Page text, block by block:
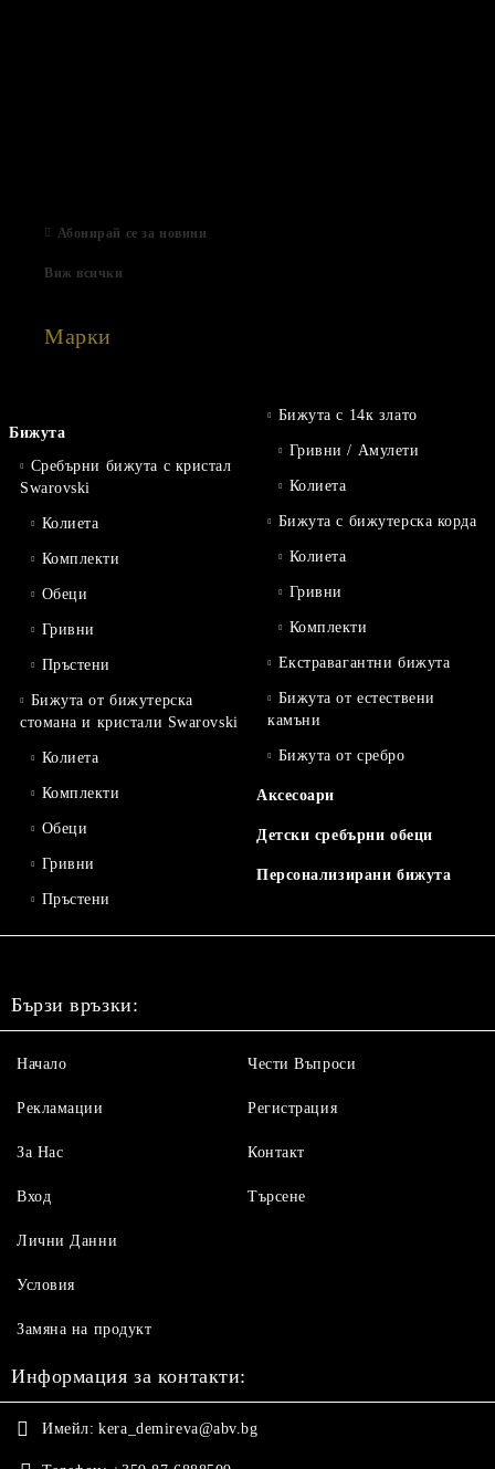
Абонирай се за новини
Виж всички
Марки
Бижута
Сребърни бижута с кристал
Swarovski
Колиета
Комплекти
Обеци
Гривни
Пръстени
Бижута от бижутерска
стомана и кристали Swarovski
Колиета
Комплекти
Обеци
Гривни
Пръстени
Бижута с 14к злато
Гривни / Амулети
Колиета
Бижута с бижутерска корда
Колиета
Гривни
Комплекти
Екстравагантни бижута
Бижута от естествени
камъни
Бижута от сребро
Аксесоари
Детски сребърни обеци
Персонализирани бижута
Бързи връзки:
Начало
Рекламации
За Нас
Вход
Чести Въпроси
Регистрация
Контакт
Търсене
Лични Данни
Условия
Замяна на продукт
Информация за контакти:
Имейл: kera_demireva@abv.bg